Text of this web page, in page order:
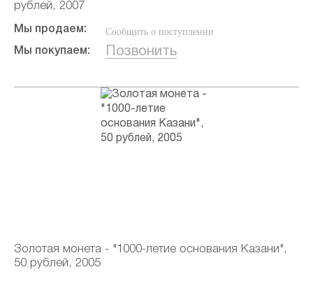
рублей, 2007
Мы продаем: Сообщить о поступлении
Мы покупаем: Позвонить
Золотая монета - "1000-летие основания Казани",
50 рублей, 2005